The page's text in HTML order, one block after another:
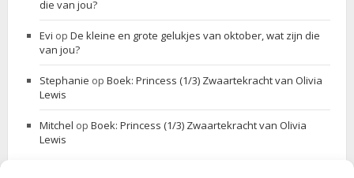
die van jou?
Evi op De kleine en grote gelukjes van oktober, wat zijn die
van jou?
Stephanie op Boek: Princess (1/3) Zwaartekracht van Olivia
Lewis
Mitchel op Boek: Princess (1/3) Zwaartekracht van Olivia
Lewis